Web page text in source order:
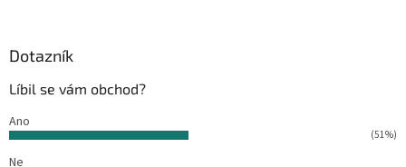
Dotazník
Líbil se vám obchod?
Ano
(51%)
Ne